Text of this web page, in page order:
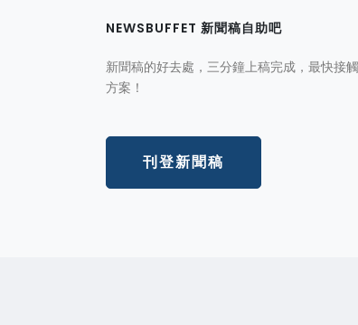
NEWSBUFFET 新聞稿自助吧
新聞稿的好去處，三分鐘上稿完成，最快接
方案！
刊登新聞稿